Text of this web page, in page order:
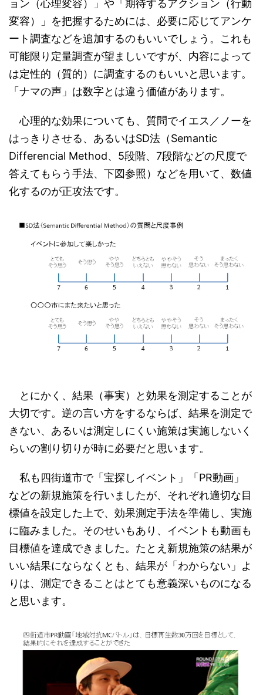
ョン（心理変容）」や「期待するアクション（行動
変容）」を把握するためには、必要に応じてアンケ
ート調査などを追加するのもいいでしょう。これも
可能限り定量調査が望ましいですが、内容によって
は定性的（質的）に調査するのもいいと思います。
「ナマの声」は数字とは違う価値があります。
心理的な効果についても、質問でイエス／ノーを
はっきりさせる、あるいはSD法（Semantic
Differencial Method、5段階、7段階などの尺度で
答えてもらう手法、下図参照）などを用いて、数値
化するのが正攻法です。
とにかく、結果（事実）と効果を測定することが
大切です。逆の言い方をするならば、結果を測定で
きない、あるいは測定しにくい施策は実施しないく
らいの割り切りが時に必要だと思います。
私も四街道市で「宝探しイベント」「PR動画」
などの新規施策を行いましたが、それぞれ適切な目
標値を設定した上で、効果測定手法を準備し、実施
に臨みました。そのせいもあり、イベントも動画も
目標値を達成できました。たとえ新規施策の結果が
いい結果にならなくとも、結果が「わからない」よ
りは、測定できることはとても意義深いものになる
と思います。